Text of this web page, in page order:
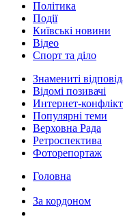
Політика
Події
Київські новини
Відео
Спорт та діло
Знамениті
Відомі позивачі
Интернет-
Популярні теми
Верховна Рада
Ретроспектива
Фоторепортаж
Головна
За кордоном